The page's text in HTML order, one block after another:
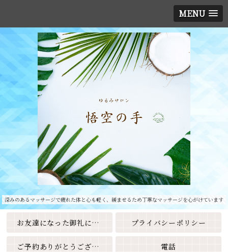
MENU
深みのあるマッサージで疲れた体と心も軽く、緩ませるため丁寧なマッサージを心がけています
お友達になった御礼に素敵なクーポンをプレゼント🎁 プライバシーポリシー
ご予約ありがとうございます 電話